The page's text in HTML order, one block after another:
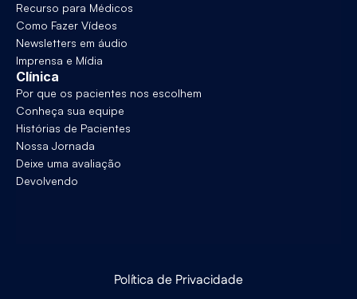
Recurso para Médicos
Como Fazer Vídeos
Newsletters em áudio
Imprensa e Mídia
Clínica
Por que os pacientes nos escolhem
Conheça sua equipe
Histórias de Pacientes
Nossa Jornada
Deixe uma avaliação
Devolvendo
Política de Privacidade